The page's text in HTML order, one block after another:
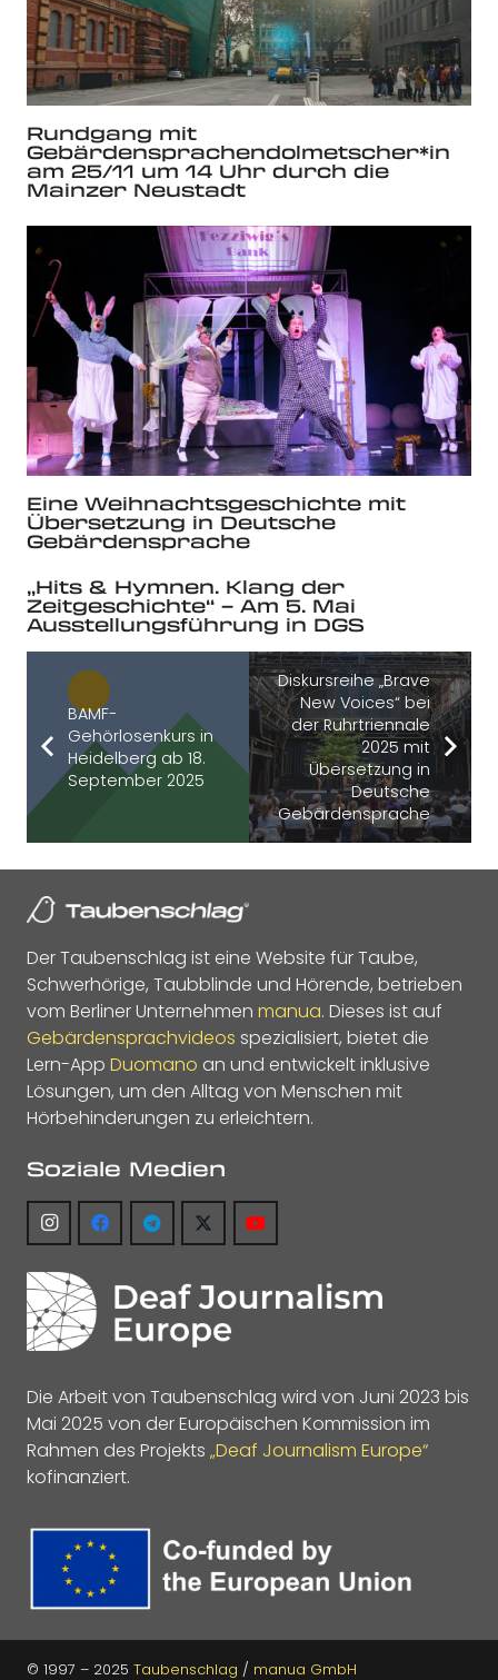
Rundgang mit
Gebärdensprachendolmetscher*in
am 25/11 um 14 Uhr durch die
Mainzer Neustadt
Eine Weihnachtsgeschichte mit
Übersetzung in Deutsche
Gebärdensprache
„Hits & Hymnen. Klang der
Zeitgeschichte“ – Am 5. Mai
Ausstellungsführung in DGS
BAMF-
Gehörlosenkurs in
Heidelberg ab 18.
September 2025
Diskursreihe „Brave
New Voices“ bei
der Ruhrtriennale
2025 mit
Übersetzung in
Deutsche
Gebärdensprache
Der Taubenschlag ist eine Website für Taube,
Schwerhörige, Taubblinde und Hörende, betrieben
vom Berliner Unternehmen manua. Dieses ist auf
Gebärdensprachvideos spezialisiert, bietet die
Lern-App Duomano an und entwickelt inklusive
Lösungen, um den Alltag von Menschen mit
Hörbehinderungen zu erleichtern.
Soziale Medien
Die Arbeit von Taubenschlag wird von Juni 2023 bis
Mai 2025 von der Europäischen Kommission im
Rahmen des Projekts „Deaf Journalism Europe“
kofinanziert.
© 1997 – 2025 Taubenschlag / manua GmbH